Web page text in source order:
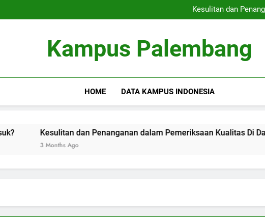
Kesulitan dan
Pengabdian
Kesulitan dan
Pengabdian
Kampus Palembang
HOME DATA KAMPUS INDONESIA
Kesulitan dan Penanganan dalam Pemeriksaan Kualitas Di Dalam
3 Months Ago